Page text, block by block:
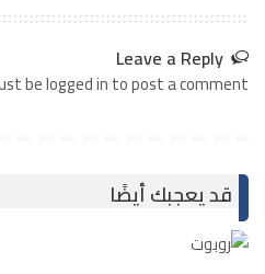
Leave a Reply
be logged in to post a comment.
قد يعجبك أيضًا